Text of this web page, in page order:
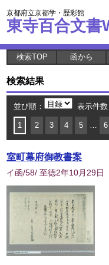
京都府立京都学・歴彩館
東寺百合文書
検索TOP 函から
検索結果
並び順： 表示件
1 2 3 4 5 … 6
室町幕府御教書案
イ函/58/ 至徳2年10月29日